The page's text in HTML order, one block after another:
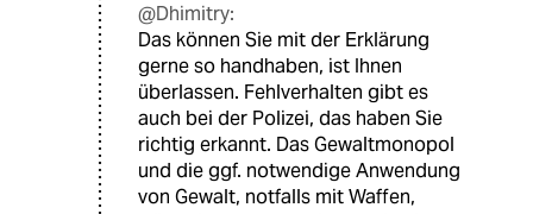
@Dhimitry:
Das können Sie mit der Erklärung
gerne so handhaben, ist Ihnen
überlassen. Fehlverhalten gibt es
auch bei der Polizei, das haben Sie
richtig erkannt. Das Gewaltmonopol
und die ggf. notwendige Anwendung
von Gewalt, notfalls mit Waffen,